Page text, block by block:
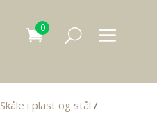
0
Skåle i plast og stål /